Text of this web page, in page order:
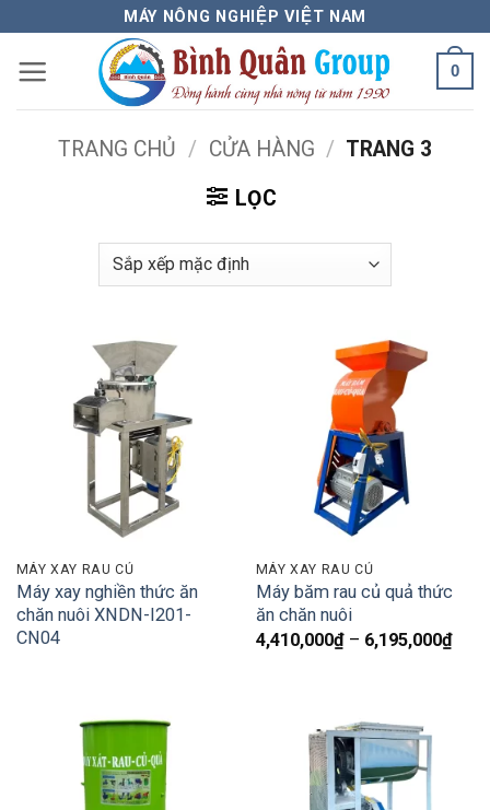
nội
dung
MÁY NÔNG NGHIỆP VIỆT NAM
0
TRANG CHỦ / CỬA HÀNG / TRANG 3
LỌC
MÁY XAY RAU CỦ
Máy xay nghiền thức ăn
chăn nuôi XNDN-I201-
CN04
MÁY XAY RAU CỦ
Máy băm rau củ quả thức
ăn chăn nuôi
4,410,000₫ – 6,195,000₫
giá: